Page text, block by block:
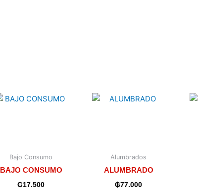
Bajo Consumo
BAJO CONSUMO
₲17.500
Alumbrados
ALUMBRADO
₲77.000